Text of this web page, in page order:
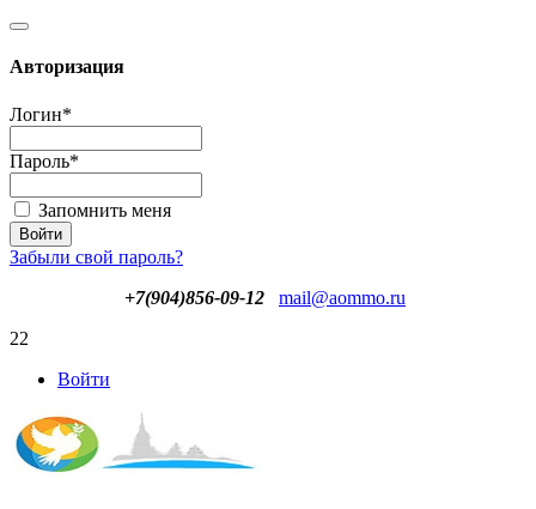
Авторизация
Логин*
Пароль*
Запомнить меня
Забыли свой пароль?
+7(904)856-09-12
mail@aommo.ru
22
Войти